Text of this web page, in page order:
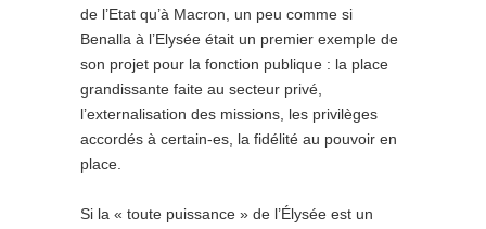
de l’Etat qu’à Macron, un peu comme si
Benalla à l’Elysée était un premier exemple de
son projet pour la fonction publique : la place
grandissante faite au secteur privé,
l’externalisation des missions, les privilèges
accordés à certain-es, la fidélité au pouvoir en
place.
Si la « toute puissance » de l’Élysée est un